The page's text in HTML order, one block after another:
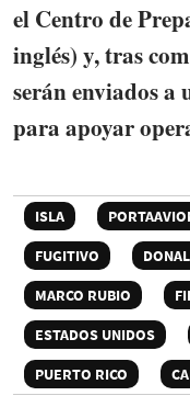
el Centro de
inglés) y, tras
serán enviados a
para apoyar
ISLA
FUGITIVO
MARCO RUBIO
ESTADOS UNIDOS
PUERTO RICO